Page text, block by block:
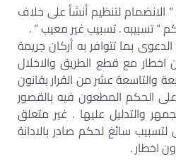
الانضمام لتنظيم أنشأ على خلاف
” تسبيبه . تسبيب غير معيب ” .
بما تتوافر به أركان جريمة
مع قطع الطريق والاخلال
والتاسعة عشر من القرار بقانون
٢٠١٣. النعي على الحكم المطعون فيه بالقصور
والتدليل عليها . غير متعلق
سائغ لحكم صادر بالادانة
اخطار .